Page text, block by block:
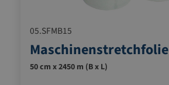
05.SFMB15
Maschinenstretchfolie
50 cm x 2450 m (B x L)